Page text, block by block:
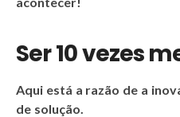
Ser 10 vezes
Aqui está a razão de a
de solução.